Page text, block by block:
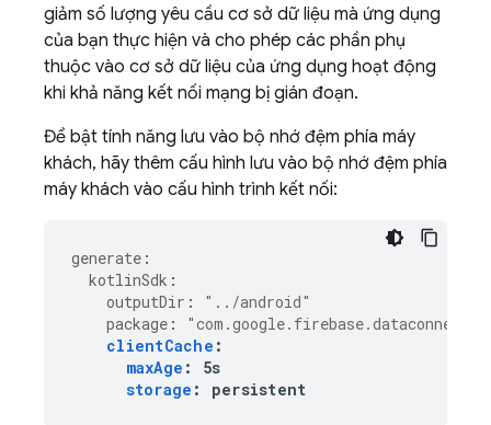
giảm số lượng yêu cầu cơ sở dữ liệu mà ứng dụng
của bạn thực hiện và cho phép các phần phụ
thuộc vào cơ sở dữ liệu của ứng dụng hoạt động
khi khả năng kết nối mạng bị gián đoạn.
Để bật tính năng lưu vào bộ nhớ đệm phía máy
khách, hãy thêm cấu hình lưu vào bộ nhớ đệm phía
máy khách vào cấu hình trình kết nối:
generate :
kotlinSdk :
outputDir :
"../android"
package :
clientCache :
maxAge :
5s
storage : persistent